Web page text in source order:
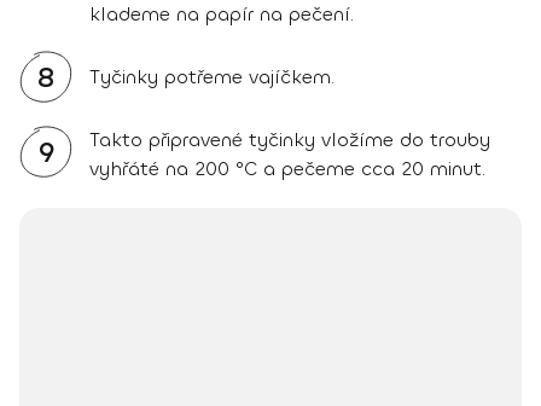
klademe na papír na pečení.
8 Tyčinky potřeme vajíčkem.
9
Takto připravené tyčinky vložíme do trouby
vyhřáté na 200 °C a pečeme cca 20 minut.